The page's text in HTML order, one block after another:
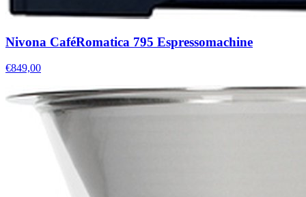
Nivona CaféRomatica 795 Espressomachine
€849,00